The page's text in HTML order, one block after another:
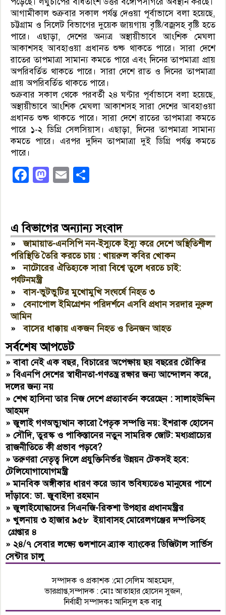
আগামীকাল শুক্রবার সকাল পর্যন্ত দেওয়া পূর্বাভাসে বলা হয়েছে,
চট্টগ্রাম ও সিলেট বিভাগের দুয়েক জায়গায় বৃষ্টি/বজ্রসহ বৃষ্টি হতে
পারে। এছাড়া, দেশের অন্যত্র অস্থায়ীভাবে আংশিক মেঘলা
আকাশসহ আবহাওয়া প্রধানত শুষ্ক থাকতে পারে। সারা দেশে
রাতের তাপমাত্রা সামান্য কমতে পারে এবং দিনের তাপমাত্রা প্রায়
অপরিবর্তিত থাকতে পারে। সারা দেশে রাত ও দিনের তাপমাত্রা
প্রায় অপরিবর্তিত থাকতে পারে।
শুক্রবার সকাল থেকে পরবর্তী ২৪ ঘণ্টার পূর্বাভাসে বলা হয়েছে,
অস্থায়ীভাবে আংশিক মেঘলা আকাশসহ সারা দেশের আবহাওয়া
প্রধানত শুষ্ক থাকতে পারে। সারা দেশে রাতের তাপমাত্রা কমতে
পারে ১-২ ডিগ্রি সেলসিয়াস। এছাড়া, দিনের তাপমাত্রা সামান্য
কমতে পারে। এরপর দুদিন তাপমাত্রা দুই ডিগ্রি পর্যন্ত কমতে
পারে।
Facebook
Mastodon
Email
এ বিভাগের অন্যান্য সংবাদ
»জামায়াত-এনসিপি নন-ইস্যুকে ইস্যু করে দেশে অস্থিতিশীল
পরিস্থিতি তৈরি করতে চায় : খায়রুল কবির খোকন
»নাটোরের ঐতিহ্যকে সারা বিশ্বে তুলে ধরতে চাই:
পর্যটনমন্ত্রী
»বাস-ভুটভুটির মুখোমুখি সংঘর্ষে নিহত ৩
»বেনাপোল ইমিগ্রেশন পরিদর্শনে এসবি প্রধান সরদার নুরুল
আমিন
»বাসের ধাক্কায় একজন নিহত ও তিনজন আহত
সর্বশেষ আপডেট
»বাবা নেই এক বছর, বিচারের অপেক্ষায় ছয় বছরের তৌকির
»বিএনপি দেশের স্বাধীনতা-গণতন্ত্র রক্ষার জন্য আন্দোলন করে,
দলের জন্য নয়
»শেখ হাসিনা তার নিজ দেশে প্রত্যাবর্তন করেছেন : সালাহউদ্দিন
আহমদ
»জুলাই গণঅভ্যুত্থান কারো পৈতৃক সম্পত্তি নয়: ইশরাক হোসেন
»সৌদি, তুরস্ক ও পাকিস্তানের নতুন সামরিক জোট: মধ্যপ্রাচ্যের
রাজনীতিতে কী প্রভাব পড়বে?
»তরুণরা নেতৃত্ব দিলে প্রযুক্তিনির্ভর উন্নয়ন টেকসই হবে:
টেলিযোগাযোগমন্ত্রী
»মানবিক অঙ্গীকার ধারণ করে ড্যাব ভবিষ্যতেও মানুষের পাশে
দাঁড়াবে: ডা. জুবাইদা রহমান
»জুলাইযোদ্ধাদের সিএনজি-রিকশা উপহার প্রধানমন্ত্রীর
»খুলনায় ৩ হাজার ৯৫৮ ইয়াবাসহ মোরেলগঞ্জের দম্পতিসহ
গ্রেপ্তার ৪
»২৪/৭ সেবার লক্ষ্যে গুলশানে ব্র্যাক ব্যাংকের ডিজিটাল সার্ভিস
সেন্টার চালু
সম্পাদক ও প্রকাশক :মো সেলিম আহম্মেদ,
ভারপ্রাপ্ত,সম্পাদক : মোঃ আতাহার হোসেন সুজন,
নির্বাহী সম্পাদকঃ আনিসুল হক বাবু